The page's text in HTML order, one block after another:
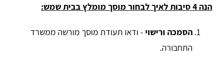
הנה 4 סיבות לאיך לבחור מוסך מומלץ בבית שמש:
הסמכה ורישוי - ודאו תעודת מוסך מורשה ממשרד
התחבורה.